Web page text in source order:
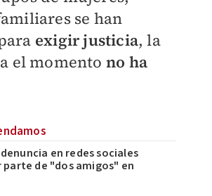
se han
exigir justicia, la
el momento no ha
en redes sociales
de "dos amigos" en